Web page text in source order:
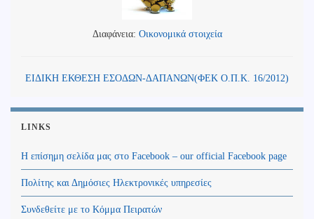
Διαφάνεια: Οικονομικά στοιχεία
ΕΙΔΙΚΗ ΕΚΘΕΣΗ ΕΣΟΔΩΝ-ΔΑΠΑΝΩΝ(ΦΕΚ Ο.Π.Κ. 16/2012)
LINKS
Η επίσημη σελίδα μας στο Facebook – our official Facebook page
Πολίτης και Δημόσιες Ηλεκτρονικές υπηρεσίες
Συνδεθείτε με το Κόμμα Πειρατών